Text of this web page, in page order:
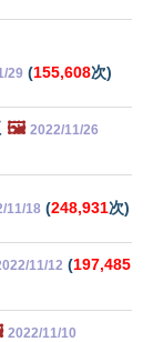
29 (155,608次)
🖼️ 2022/11/26
11/18 (248,931次)
11/12 (197,485
2022/11/10